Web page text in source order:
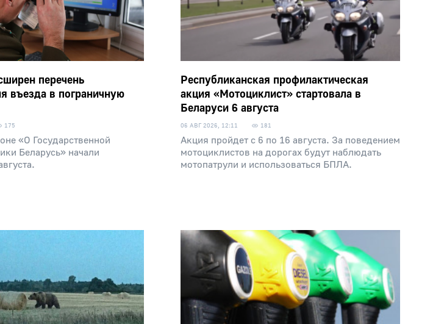
перечень
въезда в пограничную
175
«О Государственной
Беларусь» начали
Республиканская профилактическая
акция «Мотоциклист» стартовала в
Беларуси 6 августа
06 АВГ 2026, 12:11 181
Акция пройдет с 6 по 16 августа. За поведением
мотоциклистов на дорогах будут наблюдать
мотопатрули и использоваться БПЛА.